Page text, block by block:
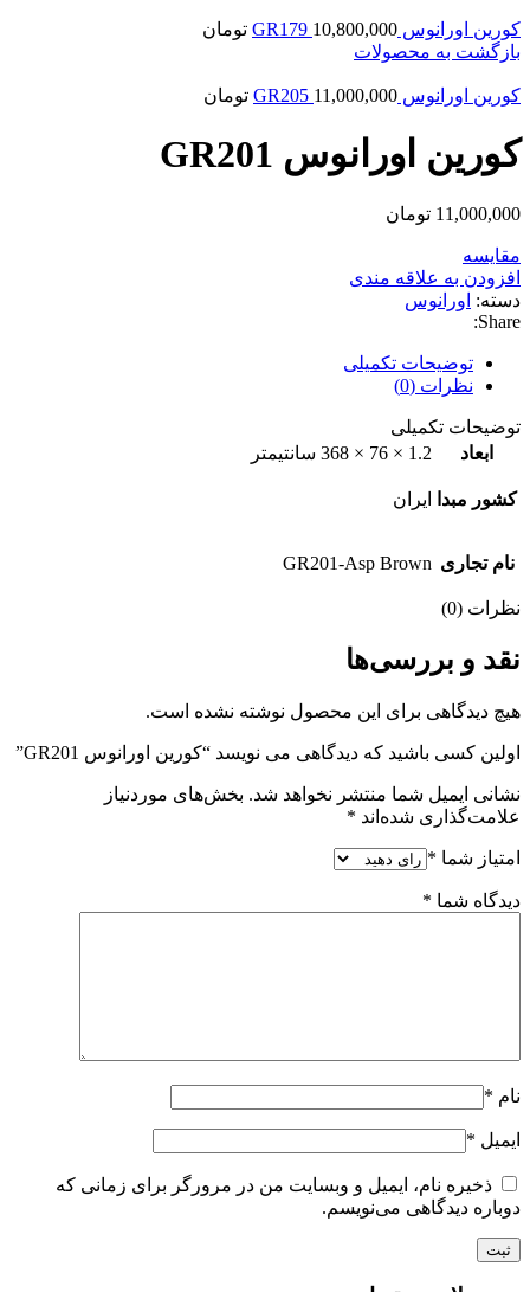
کورین اورانوس GR179 10,800,000
تومان
بازگشت به محصولات
کورین اورانوس GR205 11,000,000 تومان
کورین اورانوس GR201
11,000,000 تومان
مقایسه
افزودن به علاقه مندی
دسته: اورانوس
Share:
توضیحات تکمیلی
نظرات (0)
توضیحات تکمیلی
ابعاد
1.2 × 76 × 368 سانتیمتر
کشور مبدا ایران
نام تجاری GR201-Asp Brown
نظرات (0)
نقد و بررسی‌ها
هیچ دیدگاهی برای این محصول نوشته نشده است.
اولین کسی باشید که دیدگاهی می نویسد “کورین اورانوس GR201”
نشانی ایمیل شما منتشر نخواهد شد. بخش‌های موردنیاز
علامت‌گذاری شده‌اند *
امتیاز شما *
دیدگاه شما *
نام *
ایمیل *
ذخیره نام، ایمیل و وبسایت من در مرورگر برای زمانی که
دوباره دیدگاهی می‌نویسم.